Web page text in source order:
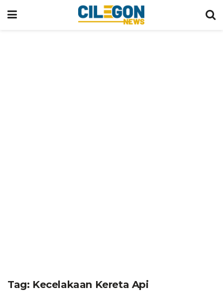
Tag: Kecelakaan Kereta Api